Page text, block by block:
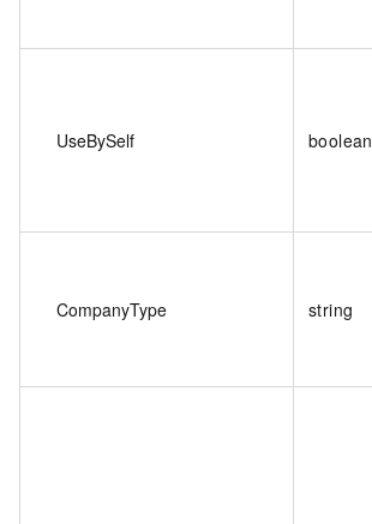
UseBySelf boolean
CompanyType string